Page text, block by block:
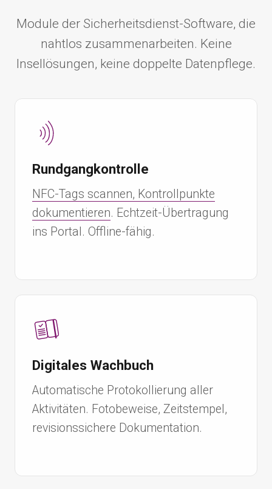
Module der Sicherheitsdienst-Software, die
nahtlos zusammenarbeiten. Keine
Insellösungen, keine doppelte Datenpflege.
Rundgangkontrolle
NFC-Tags scannen, Kontrollpunkte
dokumentieren. Echtzeit-Übertragung
ins Portal. Offline-fähig.
Digitales Wachbuch
Automatische Protokollierung aller
Aktivitäten. Fotobeweise, Zeitstempel,
revisionssichere Dokumentation.